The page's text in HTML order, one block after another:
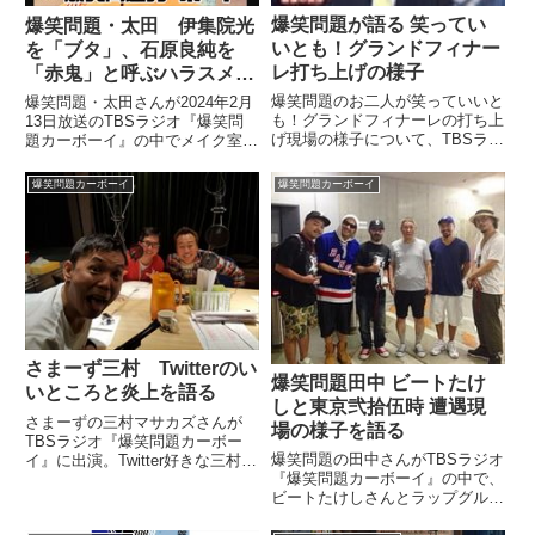
爆笑問題・太田 伊集院光
を「ブタ」、石原良純を
「赤鬼」と呼ぶハラスメン
トを語る
爆笑問題・太田さんが2024年2月
13日放送のTBSラジオ『爆笑問
題カーボーイ』の中でメイク室で
タ」、石原良純さんを「赤鬼」と
呼んで「文春に訴えてやる！」と
言われたことについて話していま
爆笑問題が語る 笑ってい
いとも！グランドフィナー
レ打ち上げの様子
爆笑問題のお二人が笑っていいと
も！グランドフィナーレの打ち上
げ現場の様子について、TBSラジ
ていました。（田中裕二）太田さ
ん、一睡もしてないでしょ？（太
田光）一睡もしてないですよ。昨
日、いいとも終わって、打ち上...
爆笑問題カーボーイ
さまーず三村 Twitterのい
いところと炎上を語る
さまーずの三村マサカズさんが
TBSラジオ『爆笑問題カーボー
イ』に出演。Twitter好きな三村さ
爆笑問題カーボーイ
爆笑問題田中 ビートたけ
しと東京弐拾伍時 遭遇現
場の様子を語る
爆笑問題の田中さんがTBSラジオ
『爆笑問題カーボーイ』の中で、
ビートたけしさんとラップグルー